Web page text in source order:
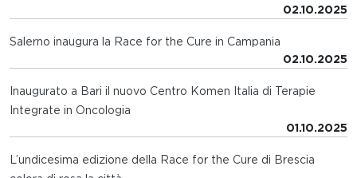
02.10.2025
Salerno inaugura la Race for the Cure in Campania
02.10.2025
Inaugurato a Bari il nuovo Centro Komen Italia di Terapie
Integrate in Oncologia
01.10.2025
L’undicesima edizione della Race for the Cure di Brescia